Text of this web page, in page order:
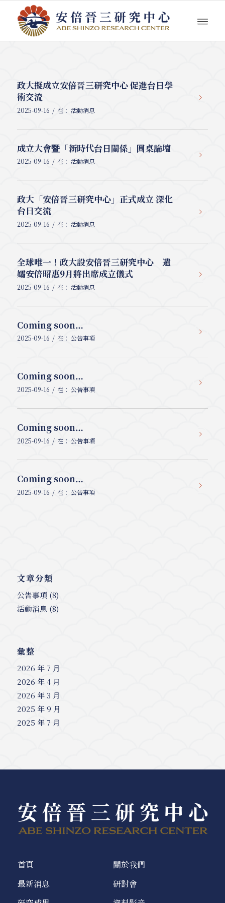
政大擬成立安倍晉三研究中心 促進台日學
術交流
2025-09-16 / 在： 活動消息
成立大會暨「新時代台日關係」圓桌論壇
2025-09-16 / 在： 活動消息
政大「安倍晉三研究中心」正式成立 深化
台日交流
2025-09-16 / 在： 活動消息
全球唯一！政大設安倍晉三研究中心 遺
孀安倍昭惠9月將出席成立儀式
2025-09-16 / 在： 活動消息
Coming soon…
2025-09-16 / 在： 公告事項
Coming soon…
2025-09-16 / 在： 公告事項
Coming soon…
2025-09-16 / 在： 公告事項
Coming soon…
2025-09-16 / 在： 公告事項
文章分類
公告事項(8)
活動消息 (8)
彙整
2026 年 7 月
2026 年 4 月
2026 年 3 月
2025 年 9 月
2025 年 7 月
首頁
關於我們
最新消息
研討會